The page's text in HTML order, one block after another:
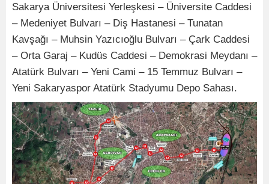
Sakarya Üniversitesi Yerleşkesi – Üniversite Caddesi
– Medeniyet Bulvarı – Diş Hastanesi – Tunatan
Kavşağı – Muhsin Yazıcıoğlu Bulvarı – Çark Caddesi
– Orta Garaj – Kudüs Caddesi – Demokrasi Meydanı –
Atatürk Bulvarı – Yeni Cami – 15 Temmuz Bulvarı –
Yeni Sakaryaspor Atatürk Stadyumu Depo Sahası.